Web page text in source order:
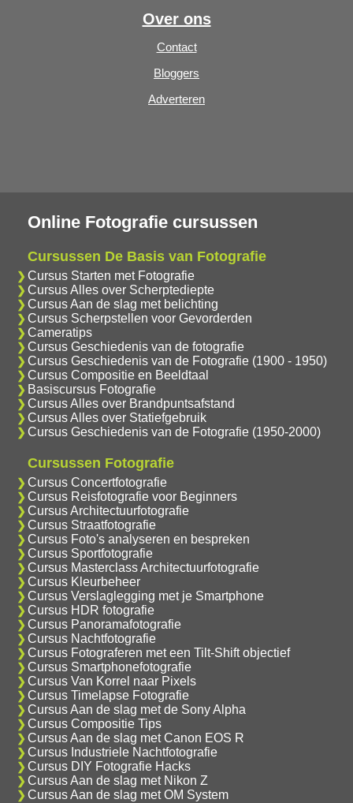
Over ons
Contact
Bloggers
Adverteren
Online Fotografie cursussen
Cursussen De Basis van Fotografie
Cursus Starten met Fotografie
Cursus Alles over Scherptediepte
Cursus Aan de slag met belichting
Cursus Scherpstellen voor Gevorderden
Cameratips
Cursus Geschiedenis van de fotografie
Cursus Geschiedenis van de Fotografie (1900 - 1950)
Cursus Compositie en Beeldtaal
Basiscursus Fotografie
Cursus Alles over Brandpuntsafstand
Cursus Alles over Statiefgebruik
Cursus Geschiedenis van de Fotografie (1950-2000)
Cursussen Fotografie
Cursus Concertfotografie
Cursus Reisfotografie voor Beginners
Cursus Architectuurfotografie
Cursus Straatfotografie
Cursus Foto's analyseren en bespreken
Cursus Sportfotografie
Cursus Masterclass Architectuurfotografie
Cursus Kleurbeheer
Cursus Verslaglegging met je Smartphone
Cursus HDR fotografie
Cursus Panoramafotografie
Cursus Nachtfotografie
Cursus Fotograferen met een Tilt-Shift objectief
Cursus Smartphonefotografie
Cursus Van Korrel naar Pixels
Cursus Timelapse Fotografie
Cursus Aan de slag met de Sony Alpha
Cursus Compositie Tips
Cursus Aan de slag met Canon EOS R
Cursus Industriele Nachtfotografie
Cursus DIY Fotografie Hacks
Cursus Aan de slag met Nikon Z
Cursus Aan de slag met OM System